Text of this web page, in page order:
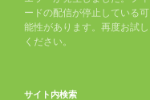
ードの配信が停止している可
能性があります。再度お試し
ください。
サイト内検索